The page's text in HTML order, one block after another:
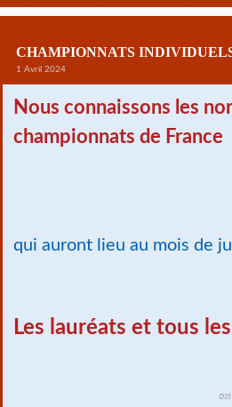
CHAMPIONNATS
1 Avril 2024
Nous connaissons les
championnats de France
qui auront lieu au mois de
Les lauréats et tous
D35